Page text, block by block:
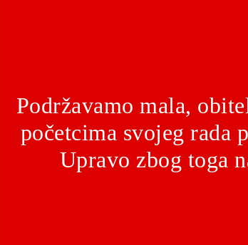
Podržavamo mala,
početcima svojeg rada
Upravo zbog toga